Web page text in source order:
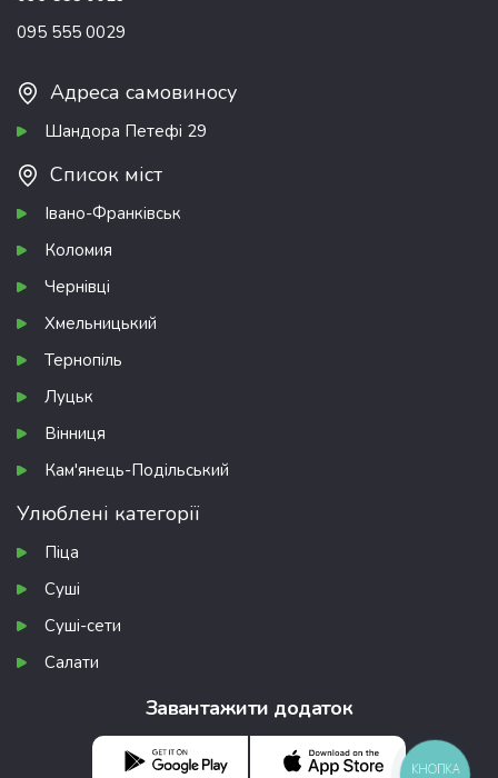
095 555 0029
Адреса самовиносу
Шандора Петефі 29
Список міст
Івано-Франківськ
Коломия
Чернівці
Хмельницький
Тернопіль
Луцьк
Вінниця
Кам'янець-Подільський
Улюблені категорії
Піца
Суші
Суші-сети
Салати
Завантажити додаток
КНОПКА